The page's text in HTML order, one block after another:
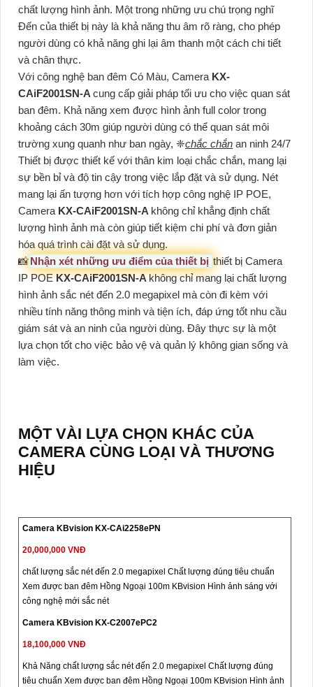
chất lượng hình ảnh. Một trong những ưu chú trọng nghĩ
Đến của thiết bị này là khả năng thu âm rõ ràng, cho phép
người dùng có khả năng ghi lại âm thanh một cách chi tiết
và chân thực.
Với công nghệ ban đêm Có Màu, Camera KX-
CAiF2001SN-A cung cấp giải pháp tối ưu cho việc quan sát
ban đêm. Khả năng xem được hình ảnh full color trong
khoảng cách 30m giúp người dùng có thể quan sát môi
trường xung quanh như ban ngày, ❈chắc chắn an ninh 24/7
Thiết bị được thiết kế với thân kim loại chắc chắn, mang lại
sự bền bỉ và độ tin cậy trong việc lắp đặt và sử dụng. Nét
mang lại ấn tượng hơn với tích hợp công nghệ IP POE,
Camera KX-CAiF2001SN-A không chỉ khẳng định chất
lượng hình ảnh mà còn giúp tiết kiệm chi phí và đơn giản
hóa quá trình cài đặt và sử dụng.
📸Nhận xét những ưu điểm của thiết bị thiết bị Camera
IP POEKX-CAiF2001SN-Akhông chỉ mang lại chất lượng
hình ảnh sắc nét đến 2.0 megapixel mà còn đi kèm với
nhiều tính năng thông minh và tiện ích, đáp ứng tốt nhu cầu
giám sát và an ninh của người dùng. Đây thực sự là một
lựa chọn tốt cho việc bảo vệ và quản lý không gian sống và
làm việc.
MỘT VÀI LỰA CHỌN KHÁC CỦA
CAMERA CÙNG LOẠI VÀ THƯƠNG
HIỆU
Camera KBvision KX-CAi2258ePN
20,000,000 VNĐ
chất lượng sắc nét đến 2.0 megapixel Chất lượng đúng tiêu chuẩn
Xem được ban đêm Hồng Ngoại 100m KBvision Hình ảnh sáng với
công nghệ mới sắc nét
Camera KBvision KX-C2007ePC2
18,100,000 VNĐ
Khả Năng chất lượng sắc nét đến 2.0 megapixel Chất lượng đúng
tiêu chuẩn Xem được ban đêm Hồng Ngoại 100m KBvision Hình ảnh